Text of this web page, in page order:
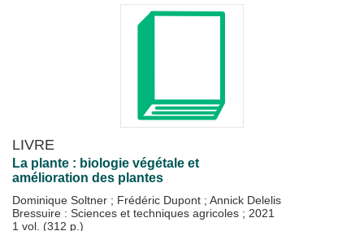
LIVRE
La plante : biologie végétale et
amélioration des plantes
Dominique Soltner ; Frédéric Dupont ; Annick Delelis
Bressuire : Sciences et techniques agricoles ; 2021
1 vol. (312 p.)